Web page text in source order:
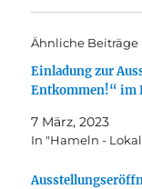
Ähnliche Beiträge
Einladung zur
Entkommen!“ im
7 März, 2023
In "Hameln -